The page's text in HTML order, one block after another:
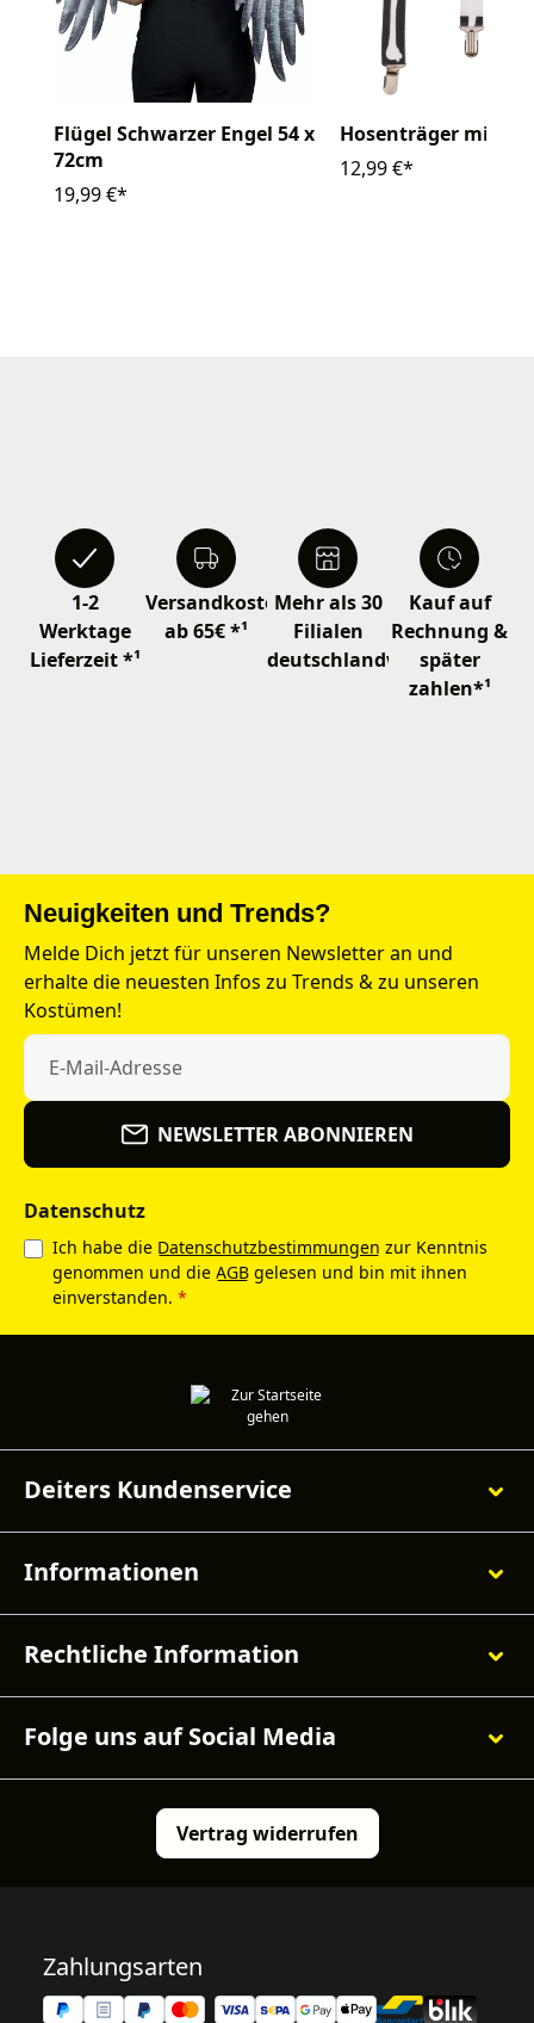
Flügel Schwarzer Engel 54 x
72cm
19,99 €*
Hosenträger mit
12,99 €*
1-2
Werktage
Lieferzeit *¹
Versandkostenfrei
ab 65€ *¹
Mehr als 30
Filialen
deutschlandweit
Kauf auf
Rechnung &
später
zahlen*¹
Neuigkeiten und Trends?
Melde Dich jetzt für unseren Newsletter an und
erhalte die neuesten Infos zu Trends & zu unseren
Kostümen!
NEWSLETTER ABONNIEREN
Datenschutz
Ich habe die Datenschutzbestimmungen zur Kenntnis
genommen und die AGB gelesen und bin mit ihnen
einverstanden. *
Deiters Kundenservice
Informationen
Rechtliche Information
Folge uns auf Social Media
Vertrag widerrufen
Zahlungsarten